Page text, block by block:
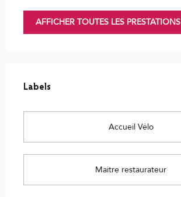
AFFICHER TOUTES LES PRESTATIONS
Labels
Labels
Accueil Vélo
Maitre restaurateur